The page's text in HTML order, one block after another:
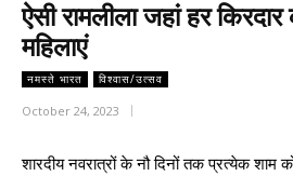
ऐसी रामलीला जहां हर किरदार
महिलाएं
नमस्ते भारत विश्वास/उत्सव
October 24, 2023
शारदीय नवरात्रों के नौ दिनों तक प्रत्येक शाम